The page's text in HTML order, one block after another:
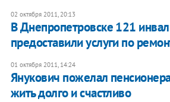
02 октября 2011, 20:13
В Днепропетровске 121
предоставили услуги по
01 октября 2011, 14:24
Янукович пожелал
жить долго и счастливо